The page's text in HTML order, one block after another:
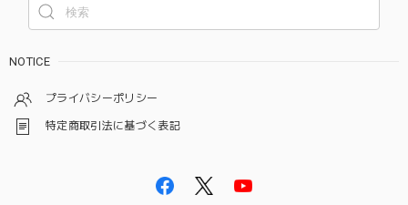
NOTICE
プライバシーポリシー
特定商取引法に基づく表記